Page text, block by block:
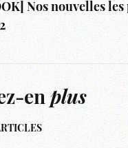
Nos nouvelles les
enplus